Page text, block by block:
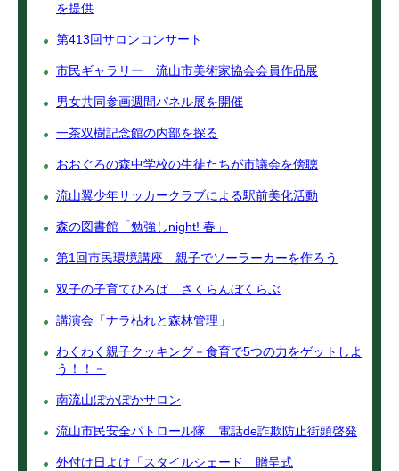
を提供
第413回サロンコンサート
市民ギャラリー 流山市美術家協会会員作品展
男女共同参画週間パネル展を開催
一茶双樹記念館の内部を探る
おおぐろの森中学校の生徒たちが市議会を傍聴
流山翼少年サッカークラブによる駅前美化活動
森の図書館「勉強しnight! 春」
第1回市民環境講座 親子でソーラーカーを作ろう
双子の子育てひろば さくらんぼくらぶ
講演会「ナラ枯れと森林管理」
わくわく親子クッキング－食育で5つの力をゲットしよ
う！！－
南流山ぽかぽかサロン
流山市民安全パトロール隊 電話de詐欺防止街頭啓発
外付け日よけ「スタイルシェード」贈呈式